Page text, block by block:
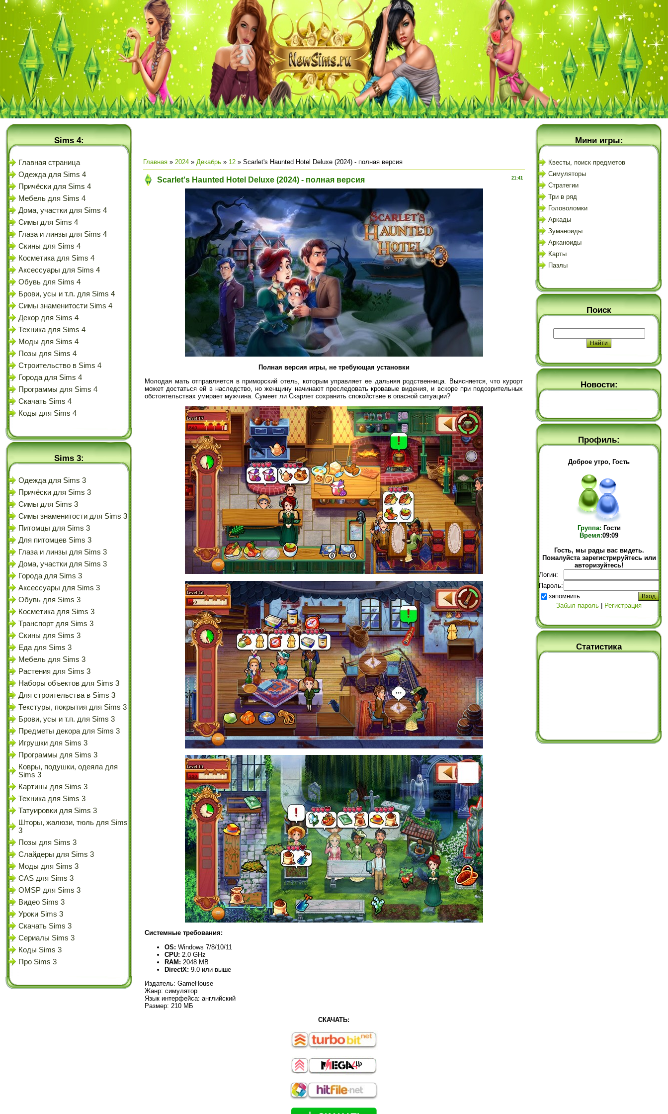
Sims 4:
Главная страница
Одежда для Sims 4
Причёски для Sims 4
Мебель для Sims 4
Дома, участки для Sims 4
Симы для Sims 4
Глаза и линзы для Sims 4
Скины для Sims 4
Косметика для Sims 4
Аксессуары для Sims 4
Обувь для Sims 4
Брови, усы и т.п. для Sims 4
Симы знаменитости Sims 4
Декор для Sims 4
Техника для Sims 4
Моды для Sims 4
Позы для Sims 4
Строительство в Sims 4
Города для Sims 4
Программы для Sims 4
Скачать Sims 4
Коды для Sims 4
Sims 3:
Одежда для Sims 3
Причёски для Sims 3
Симы для Sims 3
Симы знаменитости для Sims 3
Питомцы для Sims 3
Для питомцев Sims 3
Глаза и линзы для Sims 3
Дома, участки для Sims 3
Города для Sims 3
Аксессуары для Sims 3
Обувь для Sims 3
Косметика для Sims 3
Транспорт для Sims 3
Скины для Sims 3
Еда для Sims 3
Мебель для Sims 3
Растения для Sims 3
Наборы объектов для Sims 3
Для строительства в Sims 3
Текстуры, покрытия для Sims 3
Брови, усы и т.п. для Sims 3
Предметы декора для Sims 3
Игрушки для Sims 3
Программы для Sims 3
Ковры, подушки, одеяла для
Sims 3
Картины для Sims 3
Техника для Sims 3
Татуировки для Sims 3
Шторы, жалюзи, тюль для Sims
3
Позы для Sims 3
Слайдеры для Sims 3
Моды для Sims 3
CAS для Sims 3
OMSP для Sims 3
Видео Sims 3
Уроки Sims 3
Скачать Sims 3
Сериалы Sims 3
Коды Sims 3
Про Sims 3
Главная » 2024 » Декабрь » 12 » Scarlet's Haunted Hotel Deluxe (2024) - полная версия
21:41
Scarlet's Haunted Hotel Deluxe (2024) - полная версия
Полная версия игры, не требующая установки
Молодая мать отправляется в приморский отель, которым управляет ее дальняя родственница. Выясняется, что курорт
может достаться ей в наследство, но женщину начинают преследовать кровавые видения, и вскоре при подозрительных
обстоятельствах умирает мужчина. Сумеет ли Скарлет сохранить спокойствие в опасной ситуации?
Системные требования:
OS: Windows 7/8/10/11
CPU: 2.0 GHz
RAM: 2048 MB
DirectX: 9.0 или выше
Издатель: GameHouse
Жанр: симулятор
Язык интерфейса: английский
Размер: 210 МБ
СКАЧАТЬ:
Мини игры:
Квесты, поиск предметов
Симуляторы
Стратегии
Три в ряд
Головоломки
Аркады
Зуманоиды
Арканоиды
Карты
Пазлы
Поиск
Новости:
Профиль:
Доброе утро, Гость
Группа: Гости
Время:09:09
Гость, мы рады вас видеть.
Пожалуйста зарегистрируйтесь или
авторизуйтесь!
Логин:
Пароль:
запомнить
Забыл пароль
Регистрация
Статистика